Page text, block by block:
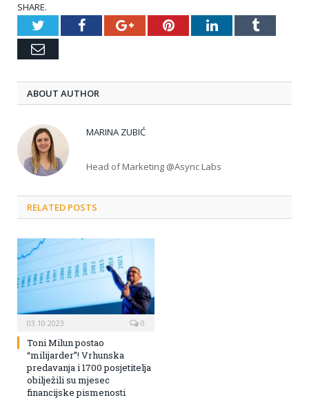
SHARE.
TwitterFacebookGoogle+PinterestLinkedInTumblr
Email
ABOUT AUTHOR
MARINA ZUBIĆ
Head of Marketing @Async Labs
RELATED POSTS
03.10.2023 0
Toni Milun postao
“milijarder”! Vrhunska
predavanja i 1700 posjetitelja
obilježili su mjesec
financijske pismenosti